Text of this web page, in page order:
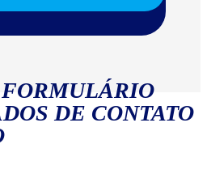
DE CONTATO